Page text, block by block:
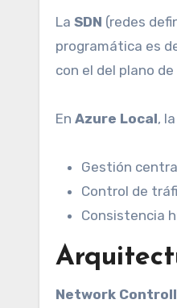
La SDN (redes
programática es
con el del plano
En Azure Local, la
Gestión
Control de
Consistencia
Network